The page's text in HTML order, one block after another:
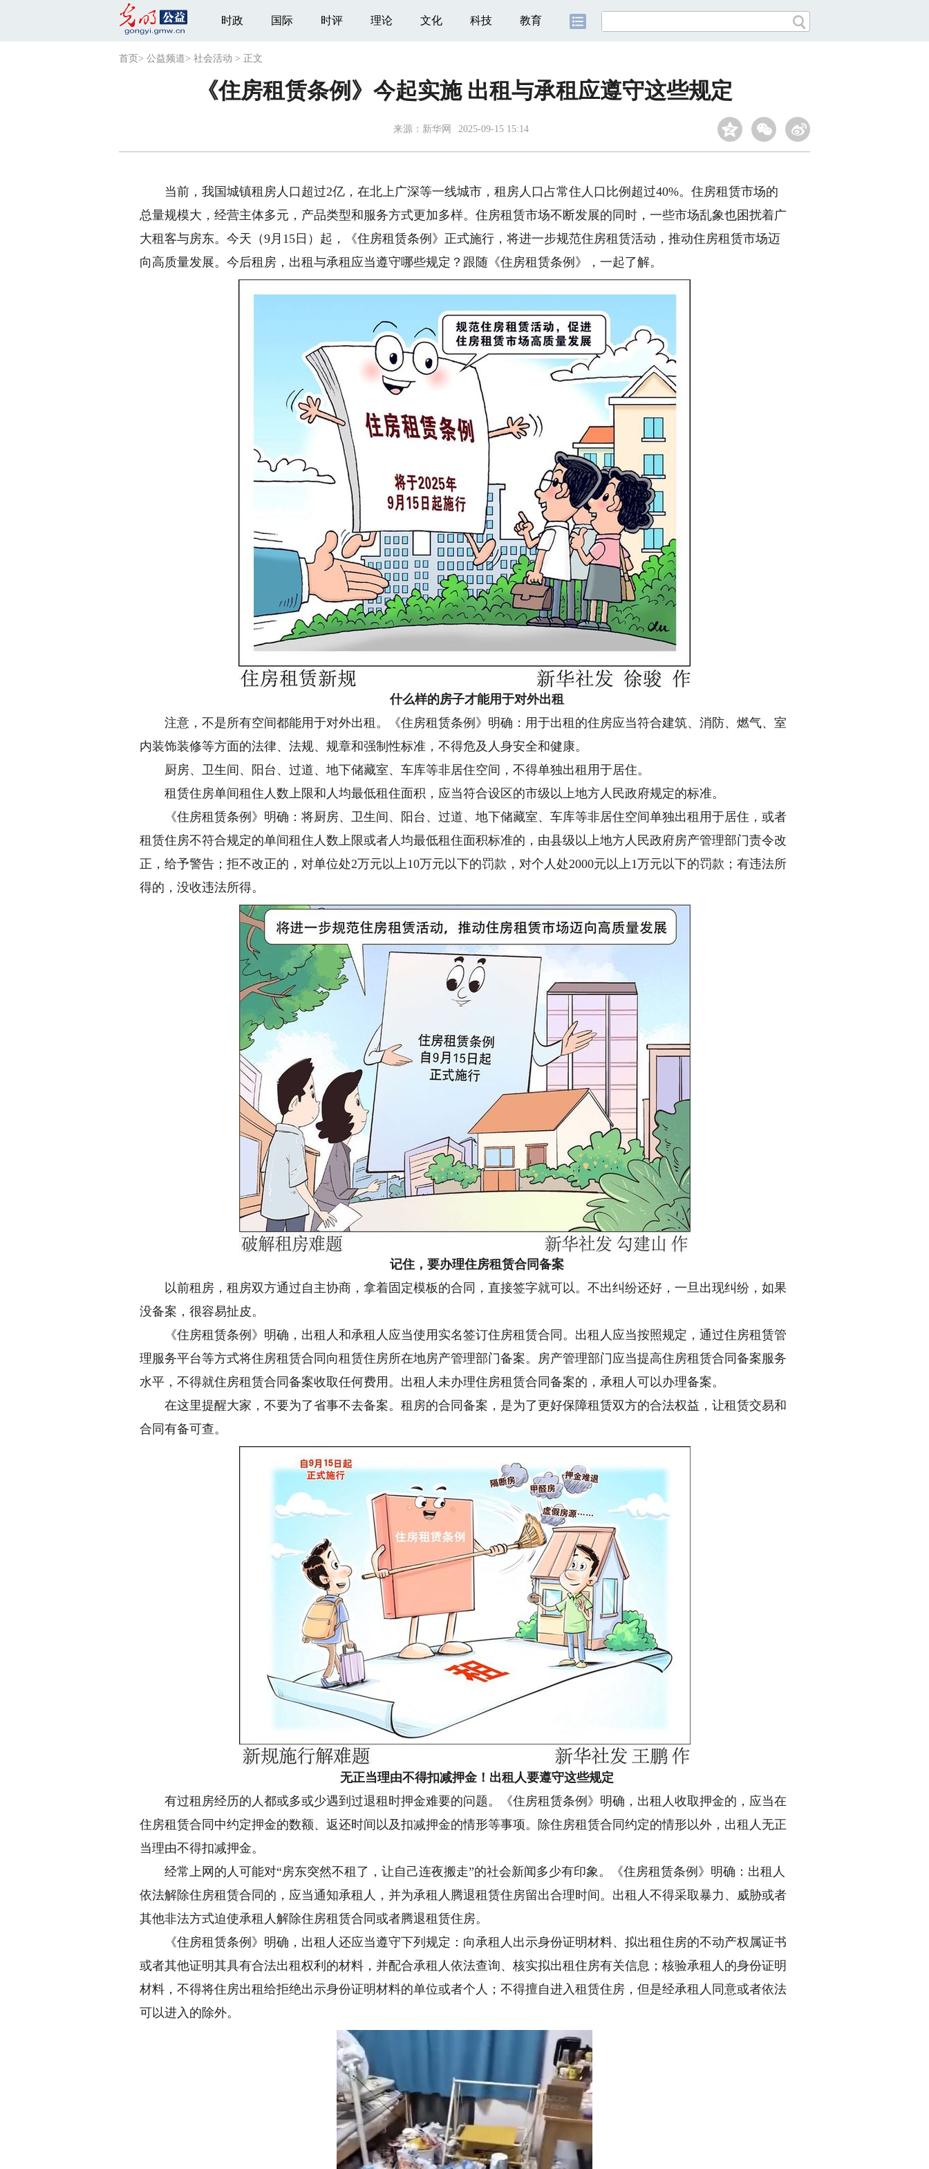
时政 国际 时评 理论 文化 科技 教育
首页 > 公益频道> 社会活动 > 正文
《住房租赁条例》今起实施 出租与承租应遵守这些规定
来源： 新华网 2025-09-15 15:14
当前，我国城镇租房人口超过2亿，在北上广深等一线城市，租房人口占常住人口比例超过40%。住房租赁市场的
总量规模大，经营主体多元，产品类型和服务方式更加多样。住房租赁市场不断发展的同时，一些市场乱象也困扰着广
大租客与房东。今天（9月15日）起，《住房租赁条例》正式施行，将进一步规范住房租赁活动，推动住房租赁市场迈
向高质量发展。今后租房，出租与承租应当遵守哪些规定？跟随《住房租赁条例》，一起了解。
什么样的房子才能用于对外出租
注意，不是所有空间都能用于对外出租。《住房租赁条例》明确：用于出租的住房应当符合建筑、消防、燃气、室
内装饰装修等方面的法律、法规、规章和强制性标准，不得危及人身安全和健康。
厨房、卫生间、阳台、过道、地下储藏室、车库等非居住空间，不得单独出租用于居住。
租赁住房单间租住人数上限和人均最低租住面积，应当符合设区的市级以上地方人民政府规定的标准。
《住房租赁条例》明确：将厨房、卫生间、阳台、过道、地下储藏室、车库等非居住空间单独出租用于居住，或者
租赁住房不符合规定的单间租住人数上限或者人均最低租住面积标准的，由县级以上地方人民政府房产管理部门责令改
正，给予警告；拒不改正的，对单位处2万元以上10万元以下的罚款，对个人处2000元以上1万元以下的罚款；有违法所
得的，没收违法所得。
记住，要办理住房租赁合同备案
以前租房，租房双方通过自主协商，拿着固定模板的合同，直接签字就可以。不出纠纷还好，一旦出现纠纷，如果
没备案，很容易扯皮。
《住房租赁条例》明确，出租人和承租人应当使用实名签订住房租赁合同。出租人应当按照规定，通过住房租赁管
理服务平台等方式将住房租赁合同向租赁住房所在地房产管理部门备案。房产管理部门应当提高住房租赁合同备案服务
水平，不得就住房租赁合同备案收取任何费用。出租人未办理住房租赁合同备案的，承租人可以办理备案。
在这里提醒大家，不要为了省事不去备案。租房的合同备案，是为了更好保障租赁双方的合法权益，让租赁交易和
合同有备可查。
无正当理由不得扣减押金！出租人要遵守这些规定
有过租房经历的人都或多或少遇到过退租时押金难要的问题。《住房租赁条例》明确，出租人收取押金的，应当在
住房租赁合同中约定押金的数额、返还时间以及扣减押金的情形等事项。除住房租赁合同约定的情形以外，出租人无正
当理由不得扣减押金。
经常上网的人可能对“房东突然不租了，让自己连夜搬走”的社会新闻多少有印象。《住房租赁条例》明确：出租人
依法解除住房租赁合同的，应当通知承租人，并为承租人腾退租赁住房留出合理时间。出租人不得采取暴力、威胁或者
其他非法方式迫使承租人解除住房租赁合同或者腾退租赁住房。
《住房租赁条例》明确，出租人还应当遵守下列规定：向承租人出示身份证明材料、拟出租住房的不动产权属证书
或者其他证明其具有合法出租权利的材料，并配合承租人依法查询、核实拟出租住房有关信息；核验承租人的身份证明
材料，不得将住房出租给拒绝出示身份证明材料的单位或者个人；不得擅自进入租赁住房，但是经承租人同意或者依法
可以进入的除外。